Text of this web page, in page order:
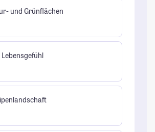
und Grünflächen
Lebensgefühl